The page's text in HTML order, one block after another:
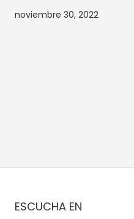
noviembre 30, 2022
ESCUCHA EN